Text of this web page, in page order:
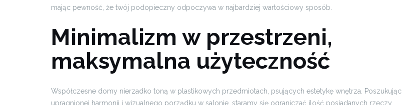
mając pewność, że twój podopieczny odpoczywa w najbardziej wartościowy sposób.
Minimalizm w przestrzeni,
maksymalna użyteczność
Współczesne domy nierzadko toną w plastikowych przedmiotach, psujących estetykę wnętrza. Poszukując
upragnionej harmonii i wizualnego porządku w salonie, staramy się ograniczać ilość posiadanych rzeczy.